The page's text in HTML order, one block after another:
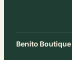
Benito Boutique